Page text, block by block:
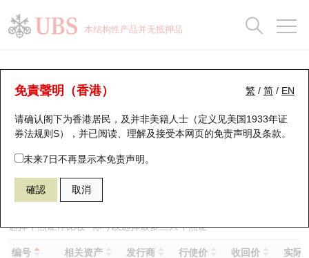
本结构性产品并无抵押品
繁 / 简 / EN
免責聲明（香港）
请确认阁下为香港居民，及并非美籍人士（定义见美国1933年证
券法规则S），并已阅读、理解及接受本网页的免责声明及条款。
未来7日不再显示本免责声明。
確認 取消
牛熊证分析仪
表现 街货统计 比较
55732 瑞银熊证 HSI 恒生指数
选择牛熊证作比较 *你可以选择最多三只牛熊证
编号 相关资产 发行商 行使价 收回价 实际
瑞银认股证一览
新发行瑞银认股证
即将到期认股证
认股证到期结算价查找
认股证分析仪
街货统计
比较
牛熊全景快搜
牛熊证搜寻
牛熊证街货分布图
正股牛熊证列表
新发行瑞银牛熊证
街货统计
比较
十大升幅/跌幅
十大认股证成交分布
十天股证占大市成交
资金流
街货统计
正股分析仪
二十大活跃股份
恒指成份股
国指成份股
科指成份股
持股比重
显示所有持股比重
每月轮证大市专题
轮证专栏
讲座及教育短片
认股证投资者教育
牛熊证投资者教育